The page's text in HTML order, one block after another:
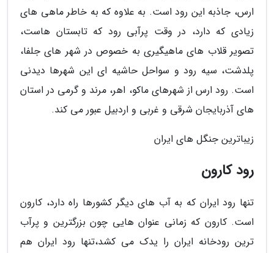
ارس، جاذبه این رود است. به علاوه که به خاطر ماهی های
زیادی که دارد، در وقت پرآبی رود که تابستان هاست،
تصویر قلاب های ماهیگیری به خصوص در شهر های جلفا،
پلدشت، سیه رود و سواحل حاشیه ای این شهرها دیدنی
است. رود ارس از شهرهای ماکو، اهر، مرند و گرمی در استان
های آذربایجان شرقی و غربی و اردبیل عبور می کند.
زیباترین جنگل های ایران
رود کارون
تنها رود ایران که به آب های دیگر کشورها راه دارد، کارون
است. کارون که زمانی عنوان هایی چون بزرگترین و پرآب
ترین رودخانه ایران را یدک می کشد،تنها رود ایران هم